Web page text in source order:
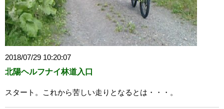
2018/07/29 10:20:07
北陽ヘルフナイ林道入口
スタート。これから苦しい走りとなるとは・・・。